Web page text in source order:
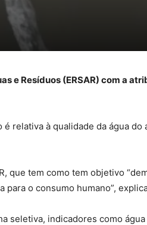
e Resíduos (ERSAR) com a
relativa à qualidade da água do
que tem como tem objetivo
o consumo humano”,
seletiva, indicadores como